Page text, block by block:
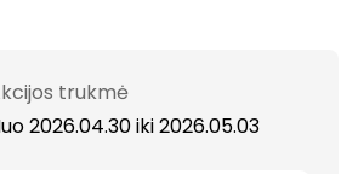
trukmė
2026.04.30iki2026.05.03